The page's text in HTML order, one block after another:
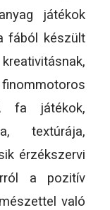
játékok
fából készült
fa játékok,
textúrája,
érzékszervi
a pozitív
való